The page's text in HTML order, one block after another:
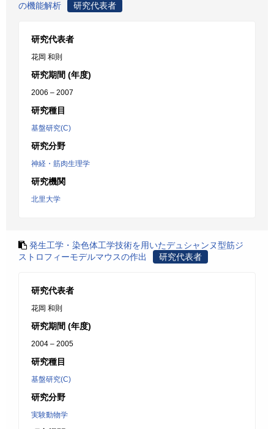
の機能解析
研究代表者
研究代表者
花岡 和則
研究期間 (年度)
2006 – 2007
研究種目
基盤研究(C)
研究分野
神経・筋肉生理学
研究機関
北里大学
発生工学・染色体工学技術を用いたデュシャンヌ型筋ジ
ストロフィーモデルマウスの作出
研究代表者
研究代表者
花岡 和則
研究期間 (年度)
2004 – 2005
研究種目
基盤研究(C)
研究分野
実験動物学